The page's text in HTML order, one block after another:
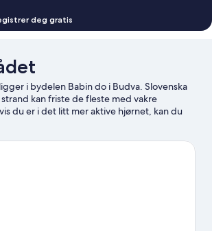
deg gratis
i bydelen Babin do i Budva. Slovenska
kan friste de fleste med vakre
du er i det litt mer aktive hjørnet, kan du
marina. Aqua Park Mediteran og